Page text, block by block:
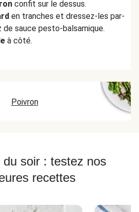
confit sur le dessus.
en tranches et dressez-les par-
de sauce pesto-balsamique.
à côté.
Poivron
du soir : testez nos
recettes